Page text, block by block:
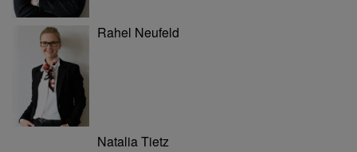
Rahel Neufeld
Natalia Tietz